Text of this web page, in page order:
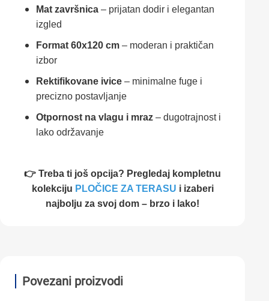
Mat završnica – prijatan dodir i elegantan
izgled
Format 60x120 cm – moderan i praktičan
izbor
Rektifikovane ivice – minimalne fuge i
precizno postavljanje
Otpornost na vlagu i mraz – dugotrajnost i
lako održavanje
👉 Treba ti još opcija? Pregledaj kompletnu
kolekciju PLOČICE ZA TERASU i izaberi
najbolju za svoj dom – brzo i lako!
Povezani proizvodi